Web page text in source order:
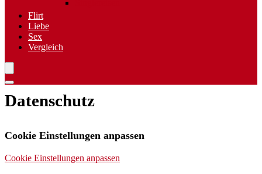
Flirt
Liebe
Sex
Vergleich
Datenschutz
Cookie Einstellungen anpassen
Cookie Einstellungen anpassen